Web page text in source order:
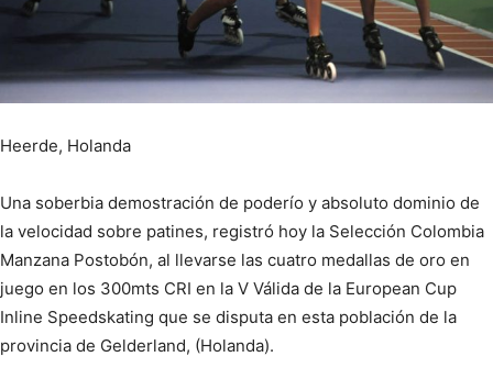
Heerde, Holanda
Una soberbia demostración de poderío y absoluto dominio de
la velocidad sobre patines, registró hoy la Selección Colombia
Manzana Postobón, al llevarse las cuatro medallas de oro en
juego en los 300mts CRI en la V Válida de la European Cup
Inline Speedskating que se disputa en esta población de la
provincia de Gelderland, (Holanda).